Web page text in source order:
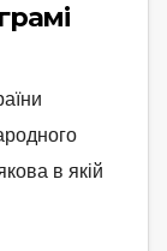
в якій